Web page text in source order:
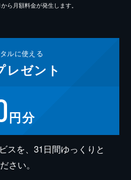
ら月額料金が発生します。
ルに使える
レゼント
円分
スを、31日間ゆっくりと
さい。